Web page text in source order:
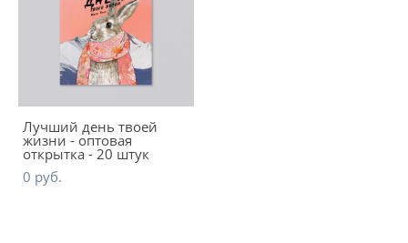
Лучший день твоей
жизни - оптовая
открытка - 20 штук
0 pуб.